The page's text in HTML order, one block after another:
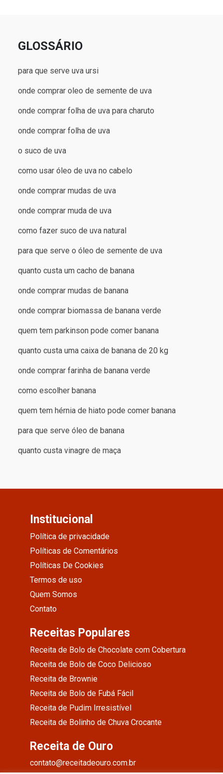
GLOSSÁRIO
para que serve uva ursi
onde comprar oleo de semente de uva
onde comprar folha de uva para charuto
onde comprar folha de uva
o suco de uva
como usar óleo de uva no cabelo
onde comprar mudas de uva
onde comprar muda de uva
como fazer suco de uva natural
para que serve o óleo de semente de uva
quanto custa um cacho de banana
onde comprar mudas de banana
onde comprar biomassa de banana verde
quem tem parkinson pode comer banana
quanto custa uma caixa de banana de 20 kg
onde comprar farinha de banana verde
como escolher banana
quem tem hérnia de hiato pode comer banana
para que serve óleo de banana
quanto custa vinagre de maça
Institucional
Política de privacidade
Políticas de Comentários
Políticas De Cookies
Termos de uso
Quem Somos
Contato
Receitas Populares
Receita de Bolo de Chocolate com Cobertura
Receita de Bolo de Coco Delicioso
Receita de Brownie
Receita de Bolo de Fubá Fácil
Receita de Pudim Irresistível
Receita de Bolinho de Chuva Crocante
Receita de Ouro
contato@receitadeouro.com.br